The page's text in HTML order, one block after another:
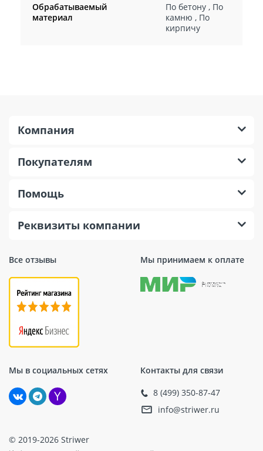
Обрабатываемый
материал
По бетону, По
камню , По
кирпичу
Все отзывы Мы принимаем к оплате
Мы в социальных сетях Контакты для связи
8 (499) 350-87-47
info@striwer.ru
Компания
Покупателям
Помощь
Реквизиты компании
© 2019-2026 Striwer